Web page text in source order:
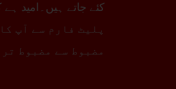
پلیٹ فارم سے آپ
مضبوط سے مضبوط تر